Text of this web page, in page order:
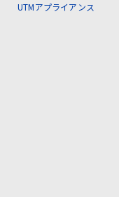
UTMアプライアンス